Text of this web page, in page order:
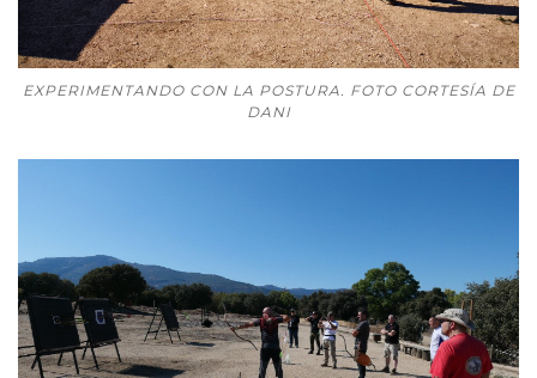
EXPERIMENTANDO CON LA POSTURA. FOTO CORTESÍA DE
DANI